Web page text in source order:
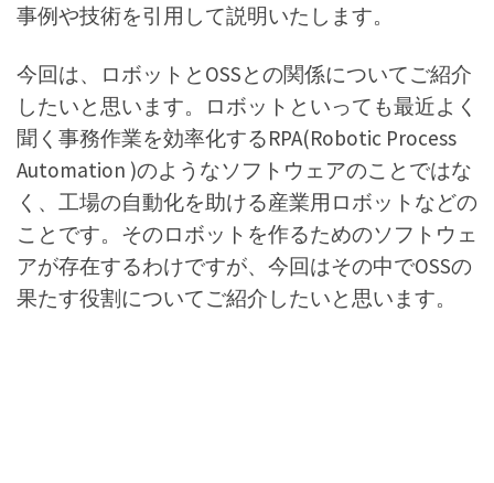
事例や技術を引用して説明いたします。
今回は、ロボットとOSSとの関係についてご紹介
したいと思います。ロボットといっても最近よく
聞く事務作業を効率化するRPA(Robotic Process
Automation )のようなソフトウェアのことではな
く、工場の自動化を助ける産業用ロボットなどの
ことです。そのロボットを作るためのソフトウェ
アが存在するわけですが、今回はその中でOSSの
果たす役割についてご紹介したいと思います。